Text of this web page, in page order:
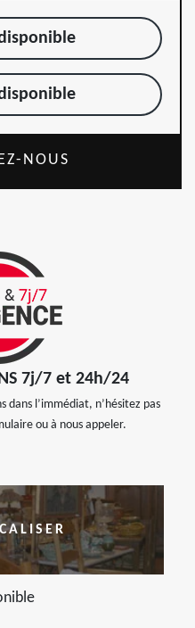
NOUS
7j/7 et 24h/24
dans l’immédiat, n’hésitez pas
ou à nous appeler.